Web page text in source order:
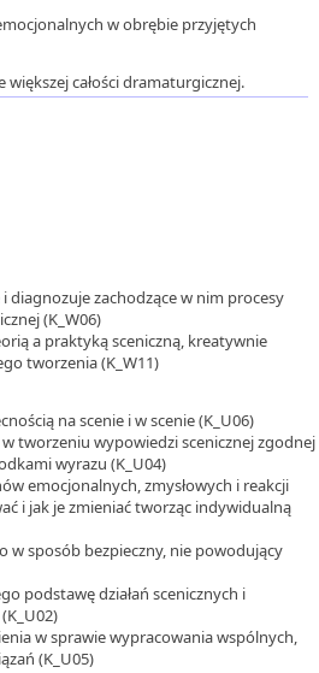
w obrębie przyjętych
całości dramaturgicznej.
zachodzące w nim procesy
(K_W06)
a praktyką sceniczną, kreatywnie
tworzenia (K_W11)
na scenie i w scenie (K_U06)
tworzeniu wypowiedzi scenicznej zgodnej
wyrazu (K_U04)
emocjonalnych, zmysłowych i reakcji
i jak je zmieniać tworząc indywidualną
w sposób bezpieczny, nie powodujący
podstawę działań scenicznych i
w sprawie wypracowania wspólnych,
(K_U05)